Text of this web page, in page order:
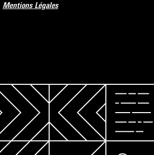
Mentions Légales